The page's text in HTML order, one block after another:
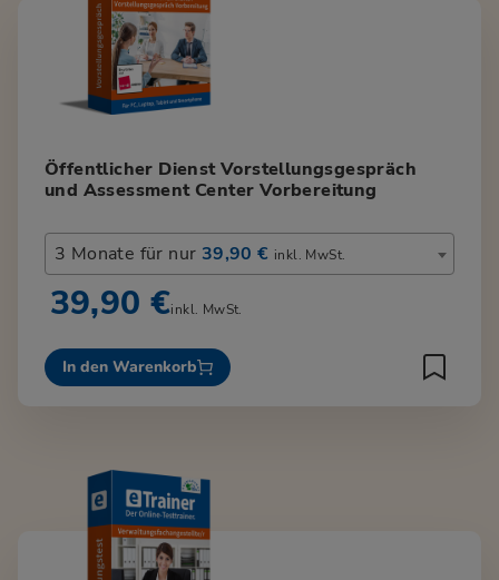
Öffentlicher Dienst Vorstellungsgespräch
und Assessment Center Vorbereitung
3 Monate für nur 39,90 € inkl. MwSt.
39,90 €inkl. MwSt.
In den Warenkorb